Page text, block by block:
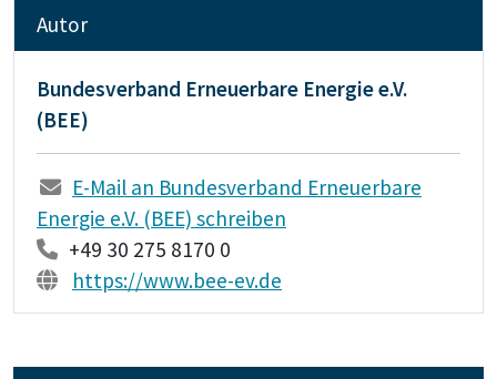
Autor
Bundesverband Erneuerbare Energie e.V.
(BEE)
E-Mail an Bundesverband Erneuerbare
Energie e.V. (BEE) schreiben
+49 30 275 8170 0
https://www.bee-ev.de